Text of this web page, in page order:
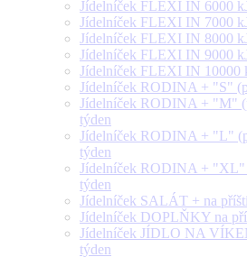
Jídelníček FLEXI IN 6000
Jídelníček FLEXI IN 7000
Jídelníček FLEXI IN 8000
Jídelníček FLEXI IN 9000
Jídelníček FLEXI IN 10000
Jídelníček RODINA + "S"
Jídelníček RODINA + "M"
týden
Jídelníček RODINA + "L"
týden
Jídelníček RODINA + "XL"
týden
Jídelníček SALÁT + na
Jídelníček DOPLŇKY na
Jídelníček JÍDLO NA
týden